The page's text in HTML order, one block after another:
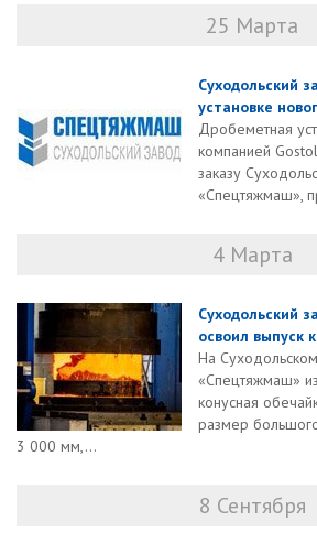
25 Марта
Суходольский
установке
Дробеметная
компанией
заказу
«Спецтяжмаш»,
4 Марта
Суходольский
освоил выпуск
На
«Спецтяжмаш»
конусная
размер
3 000 мм,...
8 Сентября